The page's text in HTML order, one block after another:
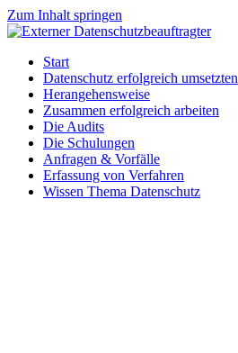
Zum Inhalt springen
Start
Datenschutz erfolgreich umsetzten
Herangehensweise
Zusammen erfolgreich arbeiten
Die Audits
Die Schulungen
Anfragen & Vorfälle
Erfassung von Verfahren
Wissen Thema Datenschutz